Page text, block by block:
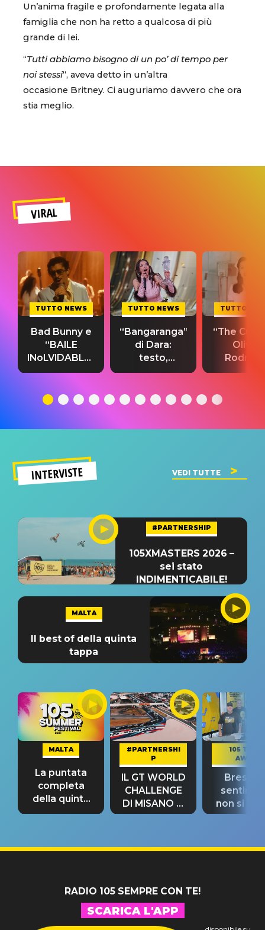
Un’anima fragile e profondamente legata alla
famiglia che non ha retto a qualcosa di più
grande di lei.
“Tutti abbiamo bisogno di un po’ di tempo per
noi stessi“, aveva detto in un’altra
occasione Britney. Ci auguriamo davvero che ora
stia meglio.
VIRAL
TUTTO NEWS
Bad Bunny e
“BAILE
INoLVIDABLE”:
testo,
significato
TUTTO NEWS
“Bangaranga”
di Dara:
testo,
traduzione e
del singolo
TUTTO
“The
Olivia
testo,
INTERVISTE VEDI TUTTE
#PARTNERSHIP
105XMASTERS 2026 –
sei stato
INDIMENTICABILE!
MALTA
Il best of della quinta
tappa
MALTA
La puntata
completa
della quinta
tappa
#PARTNERSHI
P
IL GT WORLD
CHALLENGE
DI MISANO si
riconferma
105 TAKE
AWAY
Bresh:
non si
fino alla
RADIO 105 SEMPRE CON TE!
SCARICA L'APP